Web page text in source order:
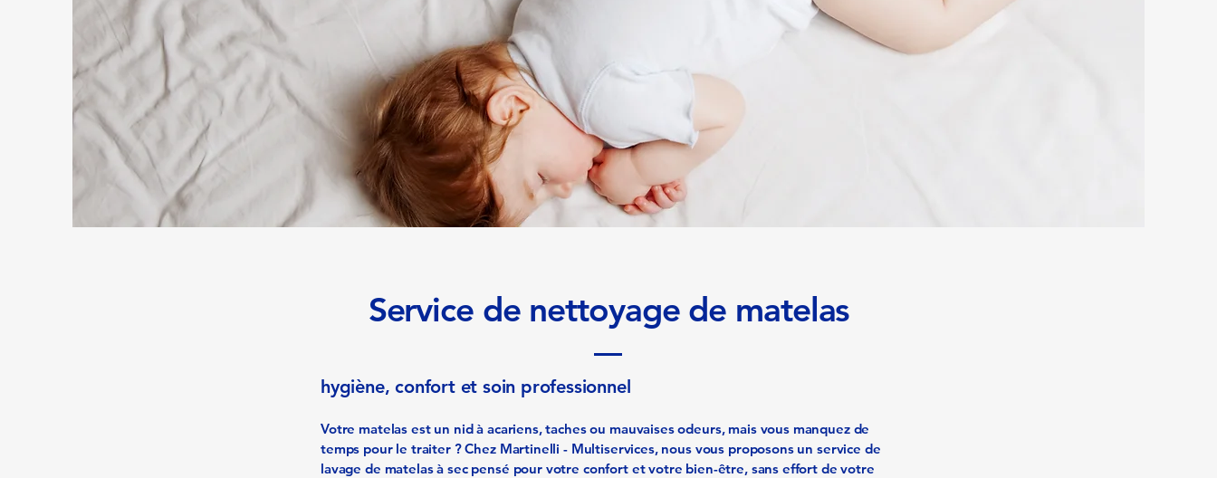
Service de nettoyage de matelas
hygiène, confort et soin professionnel
Votre matelas est un nid à acariens, taches ou mauvaises odeurs, mais vous manquez de
temps pour le traiter ? Chez Martinelli - Multiservices, nous vous proposons un service de
lavage de matelas à sec pensé pour votre confort et votre bien-être, sans effort de votre